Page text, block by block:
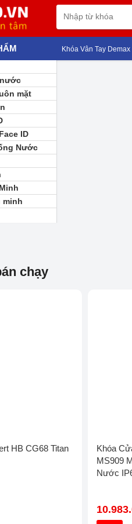
mặt
ID
Nước
Khóa Vân Tay Demax
chạy
HB CG68
Khóa
MS909
Nước